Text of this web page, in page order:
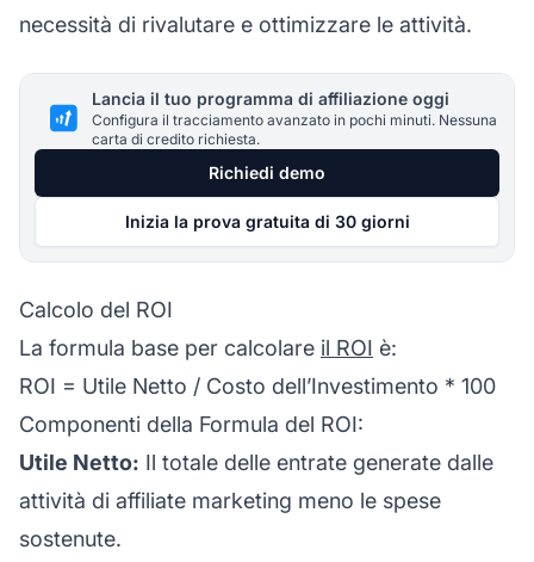
necessità di rivalutare e ottimizzare le attività.
Lancia il tuo programma di affiliazione oggi
Configura il tracciamento avanzato in pochi minuti. Nessuna
carta di credito richiesta.
Richiedi demo
Inizia la prova gratuita di 30 giorni
Calcolo del ROI
La formula base per calcolare il ROI è:
ROI = Utile Netto / Costo dell’Investimento * 100
Componenti della Formula del ROI:
Utile Netto: Il totale delle entrate generate dalle
attività di affiliate marketing meno le spese
sostenute.